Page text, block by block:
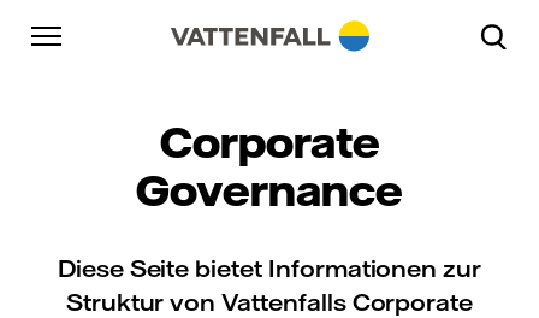
Überspringen
Zurück zur Hauptnavigation
Gehe zur Fußzeile
Corporate
Governance
Diese Seite bietet Informationen zur
Struktur von Vattenfalls Corporate
Zurück zur Hauptnavigation